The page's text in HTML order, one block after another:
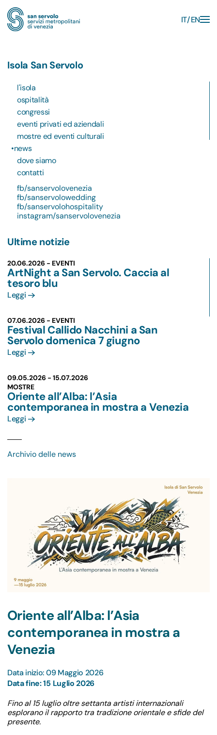
Skip to main content
IT EN
Isola San Servolo
l'isola
ospitalità
congressi
eventi privati ed aziendali
mostre ed eventi culturali
news
dove siamo
contatti
fb/sanservolovenezia
fb/sanservolowedding
fb/sanservolohospitality
instagram/sanservolovenezia
Ultime notizie
20.06.2026 - EVENTI
ArtNight a San Servolo. Caccia al
tesoro blu
Leggi
07.06.2026 - EVENTI
Festival Callido Nacchini a San
Servolo domenica 7 giugno
Leggi
09.05.2026 - 15.07.2026
MOSTRE
Oriente all’Alba: l’Asia
contemporanea in mostra a Venezia
Leggi
Archivio delle news
Oriente all’Alba: l’Asia
contemporanea in mostra a
Venezia
Data inizio: 09 Maggio 2026
Data fine: 15 Luglio 2026
Fino al 15 lugliooltre settanta artisti internazionali
esplorano il rapporto tra tradizione orientale e sfide del
presente.